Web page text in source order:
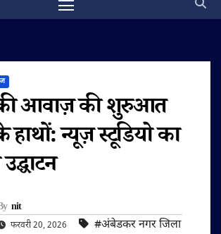
आवाज़ की शुरुआत
न्यूज़ स्टूडियो का
nit
फरवरी 20, 2026
#अंबेडकर नगर जिला